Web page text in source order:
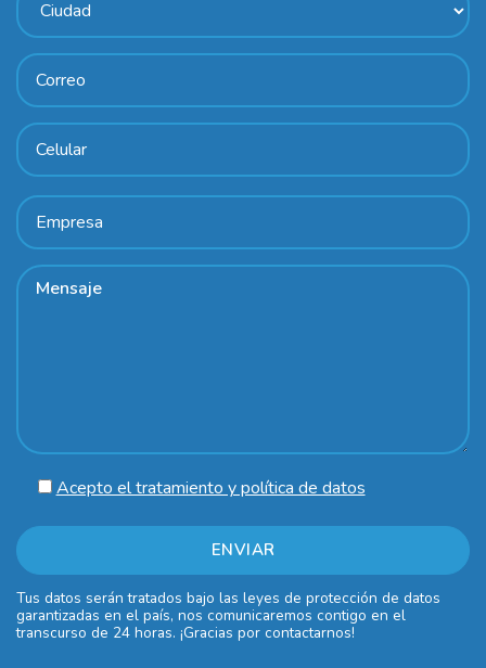
Acepto el tratamiento y política de datos
Tus datos serán tratados bajo las leyes de protección de datos
garantizadas en el país, nos comunicaremos contigo en el
transcurso de 24 horas. ¡Gracias por contactarnos!